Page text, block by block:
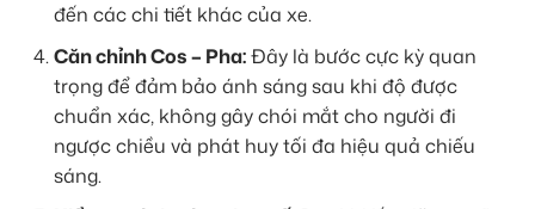
đến các chi tiết khác của xe.
Căn chỉnh Cos – Pha:Đây là bước cực kỳ quan
trọng để đảm bảo ánh sáng sau khi độ được
chuẩn xác, không gây chói mắt cho người đi
ngược chiều và phát huy tối đa hiệu quả chiếu
sáng.